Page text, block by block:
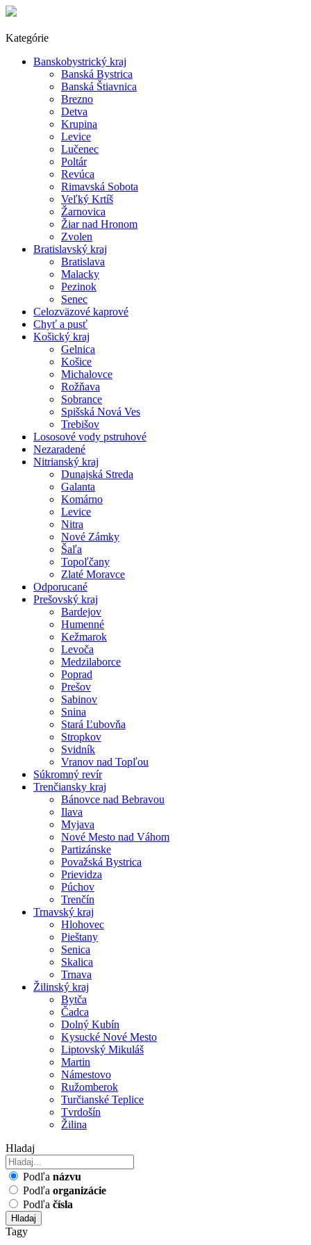
Kategórie
Banskobystrický kraj
Banská Bystrica
Banská Štiavnica
Brezno
Detva
Krupina
Levice
Lučenec
Poltár
Revúca
Rimavská Sobota
Veľký Krtíš
Žarnovica
Žiar nad Hronom
Zvolen
Bratislavský kraj
Bratislava
Malacky
Pezinok
Senec
Celozväzové kaprové
Chyť a pusť
Košický kraj
Gelnica
Košice
Michalovce
Rožňava
Sobrance
Spišská Nová Ves
Trebišov
Lososové vody pstruhové
Nezaradené
Nitrianský kraj
Dunajská Streda
Galanta
Komárno
Levice
Nitra
Nové Zámky
Šaľa
Topoľčany
Zlaté Moravce
Odporucané
Prešovský kraj
Bardejov
Humenné
Kežmarok
Levoča
Medzilaborce
Poprad
Prešov
Sabinov
Snina
Stará Ľubovňa
Stropkov
Svidník
Vranov nad Topľou
Súkromný revír
Trenčiansky kraj
Bánovce nad Bebravou
Ilava
Myjava
Nové Mesto nad Váhom
Partizánske
Považská Bystrica
Prievidza
Púchov
Trenčín
Trnavský kraj
Hlohovec
Pieštany
Senica
Skalica
Trnava
Žilinský kraj
Bytča
Čadca
Dolný Kubín
Kysucké Nové Mesto
Liptovský Mikuláš
Martin
Námestovo
Ružomberok
Turčianské Teplice
Tvrdošín
Žilina
Hladaj
Podľa názvu
Podľa organizácie
Podľa čísla
Hladaj
Tagy